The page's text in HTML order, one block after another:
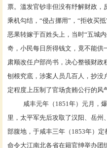
票。滥发官钞非但没有纾解财政，
乘机勾结，“侵占挪用”，“拒收买
恶果转嫁于百姓头上，当时“五城
奇，小民每日所得钱文，竟不能供
肃顺改任户部尚书 ，决心整顿财政
刨根究底，涉案人员几百人，抄没
定程度上压制了官场贪贿公行的风
咸丰元年（1851年）元月，
里，太平军先后攻取了汉阳 、 岳州 、
部腹地，于咸丰三年（1853年）
命令大江南北各省在籍官绅举办团